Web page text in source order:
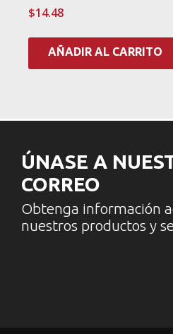
$14.48
AÑADIR AL CARRITO
ÚNASE A
CORREO
Obtenga información
nuestros productos y